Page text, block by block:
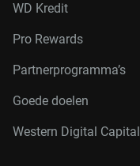
WD Kredit
Pro Rewards
Partnerprogramma’s
Goede doelen
Western Digital Capital